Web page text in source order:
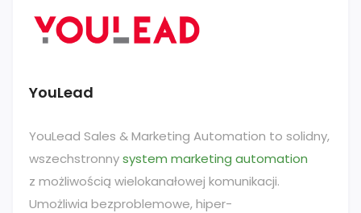
YouLead
YouLead Sales & Marketing Automation to solidny,
wszechstronnysystem marketing automation
z możliwością wielokanałowej komunikacji.
Umożliwia bezproblemowe, hiper-